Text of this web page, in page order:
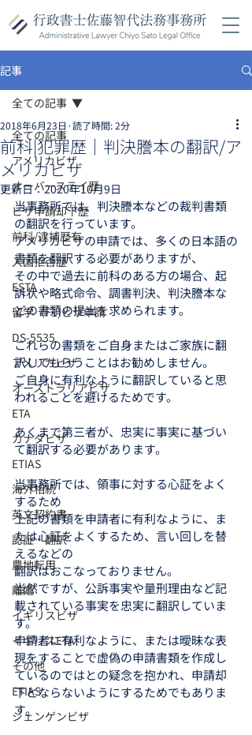
記事
全ての記事
アメリカビザ
オーバーステイ歴
ビザ申請却下歴
前科/逮捕歴有
入国拒否歴
ESTA
留学（F1)ビザ申請
DS-5535
アメリカビザ
オーストラリアビザ
ETA
カナダビザ
ETIAS
海外相続
英文契約書
認証・翻訳
農地転用
離婚
イギリスビザ
イギリスETA
その他
ETIAS
シェンゲンビザ
全ての記事
前科|犯罪歴｜判決謄本の翻訳/ア
メリカビザ
2018年6月23日 読了時間: 2分
更新日：2020年10月9日
当事務所では、判決謄本などの裁判書類
の翻訳を行っています。
アメリカビザの申請では、多くの日本語の
書類を翻訳する必要がありますが、
その中で過去に前科のある方の場合、起
訴状や略式命令、調書判決、判決謄本な
どの書類の提出を求められます。
これらの書類をご自身またはご家族に翻
訳してもらうことはお勧めしません。
ご自身に有利なように翻訳していると思
われることを避けるためです。
あくまで第三者が、忠実に事実に基づい
て翻訳する必要があります。
当事務所では、領事に対する心証をよく
するため
上記の書類を申請者に有利なように、ま
たは心証をよくするため、言い回しを替
えるなどの
翻訳はおこなっておりません。
当然ですが、公訴事実や量刑理由など記
載されている事実を忠実に翻訳していま
す。
申請者に有利なように、または曖昧な表
現をすることで虚偽の申請書類を作成し
ているのではとの疑念を抱かれ、申請却
下とならないようにするためでもありま
す。